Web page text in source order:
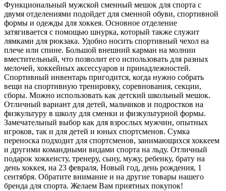
Функциональный мужской сменный мешок для спорта с
двумя отделениями подойдет для сменной обуви, спортивной
формы и одежды для хоккея. Основное отделение
затягивается с помощью шнурка, который также служит
лямками для рюкзака. Удобно носить спортивный чехол на
плече или спине. Большой внешний карман на молнии
вместительный, что позволит его использовать для разных
мелочей, хоккейных аксессуаров и принадлежностей.
Спортивный инвентарь пригодится, когда нужно собрать
вещи на спортивную тренировку, соревнования, секции,
сборы. Можно использовать как детский школьный мешок.
Отличный вариант для детей, мальчиков и подростков на
физкультуру в школу для сменки и физкультурной формы.
Замечательный выбор как для взрослых мужчин, опытных
игроков, так и для детей и юных спортсменов. Сумка
переноска подходит для спортсменов, занимающихся хоккеем
и другими командными видами спорта на льду. Отличный
подарок хоккеисту, тренеру, сыну, мужу, ребенку, брату на
день хоккея, на 23 февраля, Новый год, день рождения, 1
сентября. Обратите внимание и на другие товары нашего
бренда для спорта. Желаем Вам приятных покупок!